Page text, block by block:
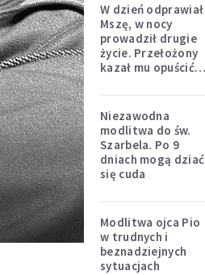
W dzień odprawiał
Mszę, w nocy
prowadził drugie
życie. Przełożony
kazał mu opuścić
Niezawodna
modlitwa do św.
Szarbela. Po 9
dniach mogą dziać
się cuda
Modlitwa ojca Pio
w trudnych i
beznadziejnych
sytuacjach